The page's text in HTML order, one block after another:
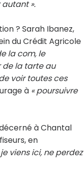
».
? Sarah Ibanez,
du Crédit Agricole
la com, le
de la tarte au
voir toutes ces
à « poursuivre
décerné à Chantal
en
viens ici, ne perdez